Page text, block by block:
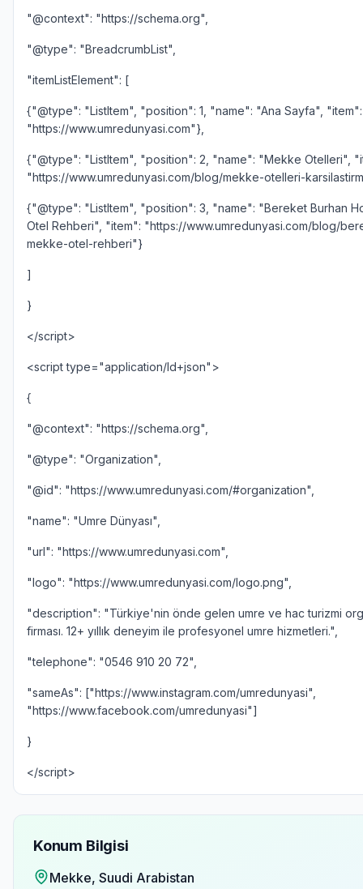
"@context": "https://schema.org",
"@type": "BreadcrumbList",
"itemListElement": [
{"@type": "ListItem", "position": 1, "name": "Ana Sayfa", "item":
"https://www.umredunyasi.com"},
{"@type": "ListItem", "position": 2, "name": "Mekke Otelleri",
"https://www.umredunyasi.com/blog/mekke-otelleri-
{"@type": "ListItem", "position": 3, "name": "Bereket Burhan
Otel Rehberi", "item": "https://www.umredunyasi.com/blog/
mekke-otel-rehberi"}
]
}
</script>
<script type="application/ld+json">
{
"@context": "https://schema.org",
"@type": "Organization",
"@id": "https://www.umredunyasi.com/#organization",
"name": "Umre Dünyası",
"url": "https://www.umredunyasi.com",
"logo": "https://www.umredunyasi.com/logo.png",
"description": "Türkiye'nin önde gelen umre ve hac turizmi
firması. 12+ yıllık deneyim ile profesyonel umre hizmetleri.",
"telephone": "0546 910 20 72",
"sameAs": ["https://www.instagram.com/umredunyasi",
"https://www.facebook.com/umredunyasi"]
}
</script>
Konum Bilgisi
Mekke, Suudi Arabistan